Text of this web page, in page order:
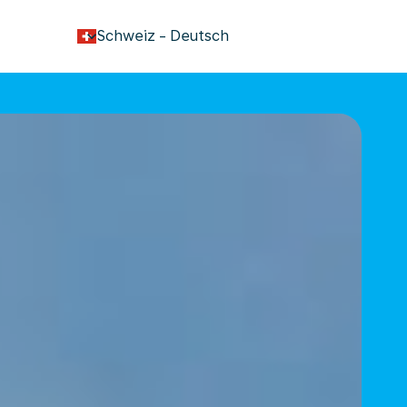
Schweiz - Deutsch
keyboard_arrow_down